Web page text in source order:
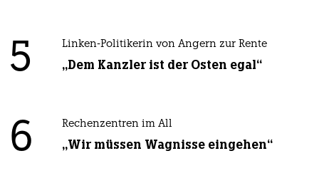
5 Linken-Politikerin von Angern zur Rente
„Dem Kanzler ist der Osten egal“
6 Rechenzentren im All
„Wir müssen Wagnisse eingehen“